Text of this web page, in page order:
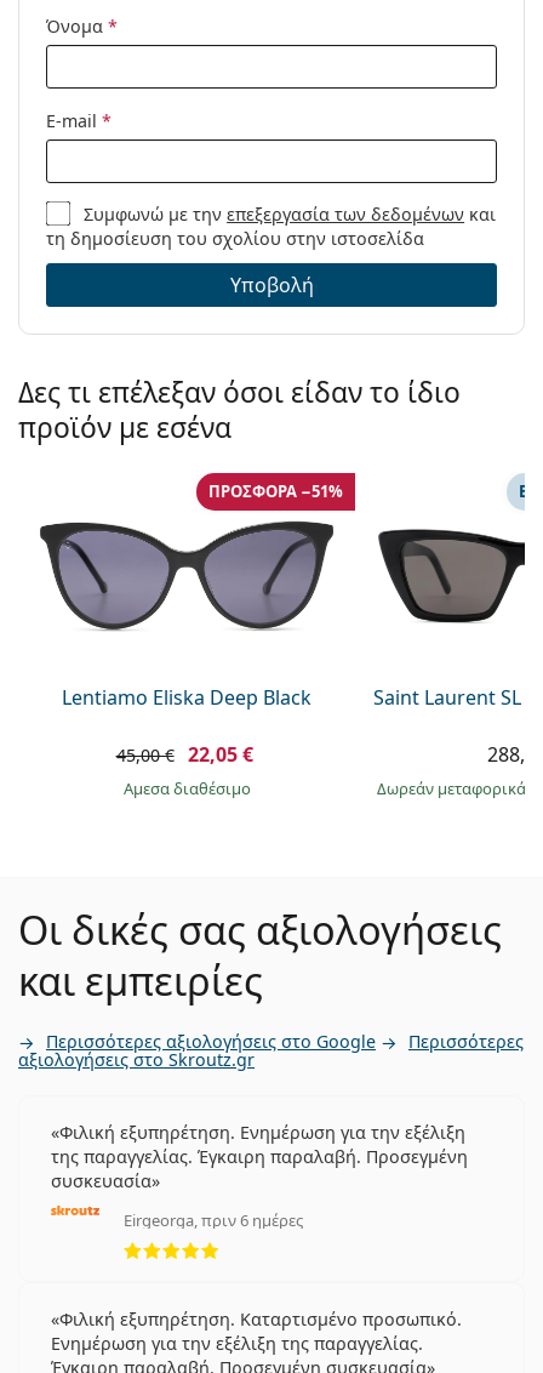
Όνομα *
E-mail *
Συμφωνώ με τηνεπεξεργασία των δεδομένων και
τη δημοσίευση του σχολίου στην ιστοσελίδα
Υποβολή
Δες τι επέλεξαν όσοι είδαν το ίδιο
προϊόν με εσένα
Lentiamo Eliska Deep Black
ΠΡΟΣΦΟΡΆ −51%
45,00 € 22,05 €
άμεσα διαθέσιμο
Saint Laurent SL
Δωρεάν μεταφορικά
Οι δικές σας αξιολογήσεις
και εμπειρίες
Περισσότερες αξιολογήσεις στο Google Περισσότερες
αξιολογήσεις στο Skroutz.gr
Φιλική εξυπηρέτηση. Ενημέρωση για την εξέλιξη
της παραγγελίας. Έγκαιρη παραλαβή. Προσεγμένη
συσκευασία
Eirgeorga, πριν 6 ημέρες
5 αξιολογήσεις από 5
Φιλική εξυπηρέτηση. Καταρτισμένο προσωπικό.
Ενημέρωση για την εξέλιξη της παραγγελίας.
Έγκαιρη παραλαβή. Προσεγμένη συσκευασία